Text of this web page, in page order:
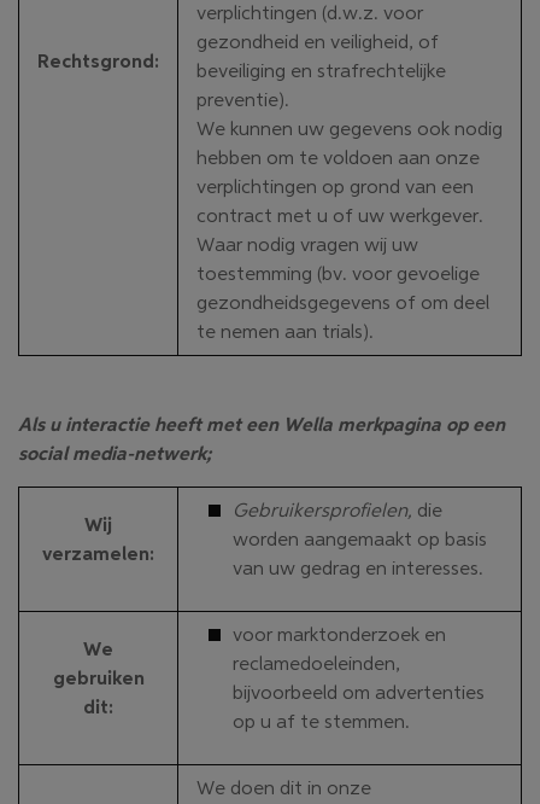
Rechtsgrond:
verplichtingen (d.w.z. voor
gezondheid en veiligheid, of
beveiliging en strafrechtelijke
preventie).
We kunnen uw gegevens ook nodig
hebben om te voldoen aan onze
verplichtingen op grond van een
contract met u of uw werkgever.
Waar nodig vragen wij uw
toestemming (bv. voor gevoelige
gezondheidsgegevens of om deel
te nemen aan trials).
Als u interactie heeft met een Wella merkpagina op een
social media-netwerk;
Wij
verzamelen:
Gebruikersprofielen, die
worden aangemaakt op basis
van uw gedrag en interesses.
We
gebruiken
dit:
voor marktonderzoek en
reclamedoeleinden,
bijvoorbeeld om advertenties
op u af te stemmen.
We doen dit in onze